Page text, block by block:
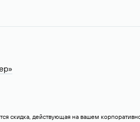
скидка, действующая на вашем